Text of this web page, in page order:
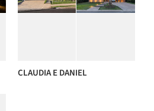
CLAUDIA E DANIEL